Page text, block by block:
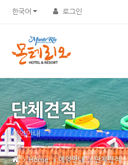
한국어 로그인
단체견적
예약안내
Home 예약안내 단체견적
Sketchbook5,